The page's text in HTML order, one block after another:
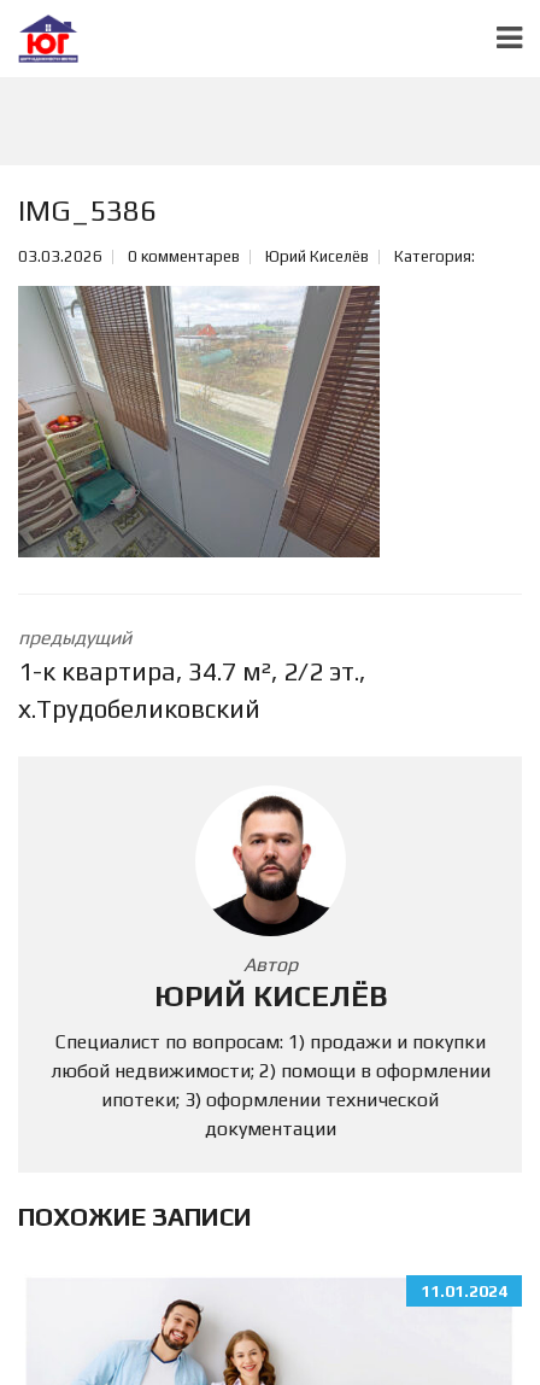
IMG_5386
03.03.2026 0 комментарев Юрий Киселёв Категория:
предыдущий
1-к квартира, 34.7 м², 2/2 эт.,
х.Трудобеликовский
Автор
ЮРИЙ КИСЕЛЁВ
Специалист по вопросам: 1) продажи и покупки
любой недвижимости; 2) помощи в оформлении
ипотеки; 3) оформлении технической
документации
ПОХОЖИЕ ЗАПИСИ
11.01.2024